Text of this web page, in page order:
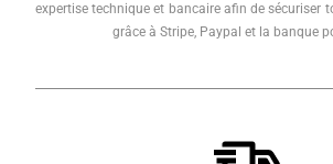
expertise technique et bancaire afin de sécuriser
grâce à Stripe, Paypal et la banque